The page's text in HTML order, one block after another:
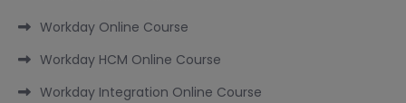
Workday Online Course
Workday HCM Online Course
Workday Integration Online Course